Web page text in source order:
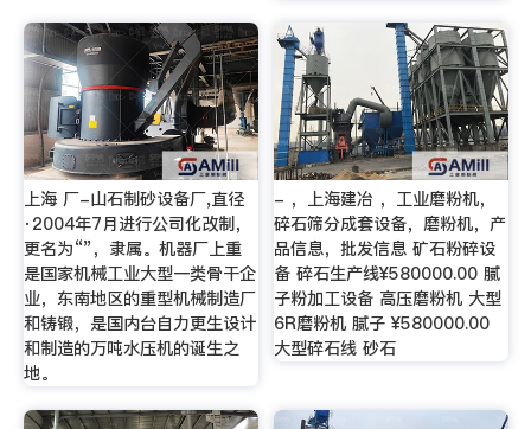
上海 厂-山石制砂设备厂,直径
·2004年7月进行公司化改制，
更名为“”，隶属。机器厂上重
是国家机械工业大型一类骨干企
业，东南地区的重型机械制造厂
和铸锻，是国内台自力更生设计
和制造的万吨水压机的诞生之
地。
- ，上海建冶 ，工业磨粉机，
碎石筛分成套设备，磨粉机，产
品信息，批发信息 矿石粉碎设
备 碎石生产线¥580000.00 腻
子粉加工设备 高压磨粉机 大型
6R磨粉机 腻子 ¥580000.00
大型碎石线 砂石